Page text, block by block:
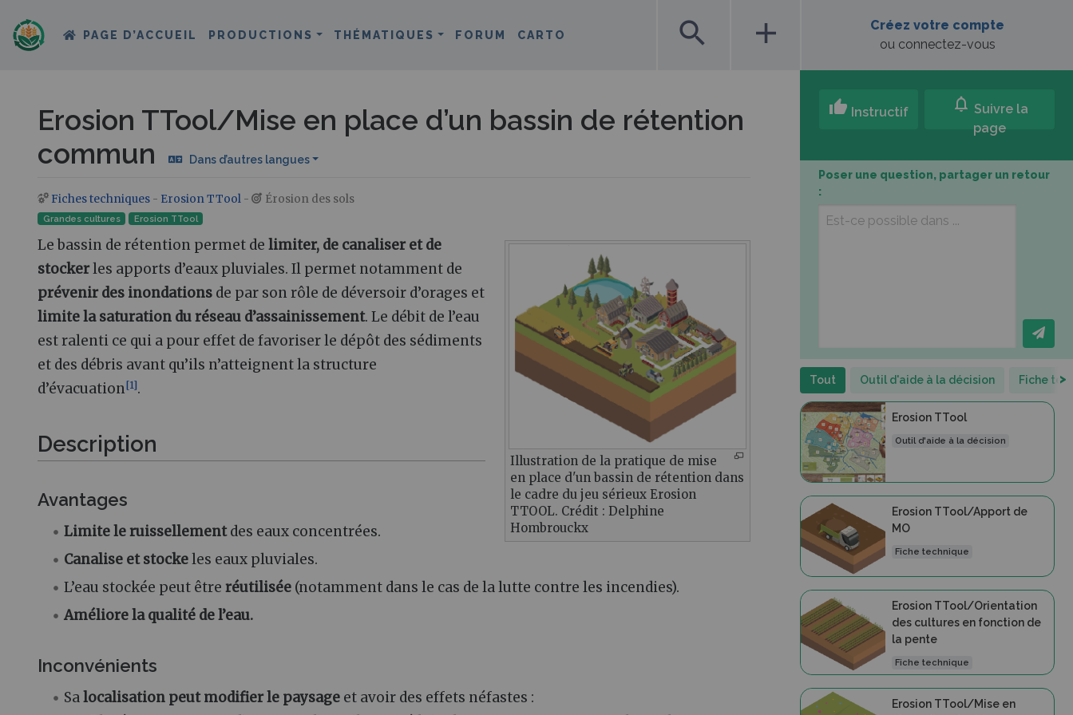
PAGE D’ACCUEIL PRODUCTIONS THÉMATIQUES FORUM CARTO search add
Créez votre compte
ou connectez-vous
Erosion TTool/Mise en place d’un bassin de rétention
commun
Dans d’autres langues
Aller à :navigation,rechercher
Fiches techniques - Erosion TTool - Érosion des sols
Grandes cultures Erosion TTool
Illustration de la pratique de mise
en place d'un bassin de rétention dans
le cadre du jeu sérieux Erosion
TTOOL. Crédit : Delphine
Hombrouckx
Le bassin de rétention permet de limiter, de canaliser et de
stockerles apports d’eaux pluviales. Il permet notamment de
prévenir des inondations de par son rôle de déversoir d’orages et
limite la saturation du réseau d’assainissement. Le débit de l’eau
est ralenti ce qui a pour effet de favoriser le dépôt des sédiments
et des débris avant qu’ils n’atteignent la structure
d’évacuation[1].
Description
Avantages
Limite le ruissellementdes eaux concentrées.
Canalise et stockeles eaux pluviales.
L’eau stockée peut êtreréutilisée (notamment dans le cas de la lutte contre les incendies).
Améliore la qualité de l’eau.
Inconvénients
Salocalisation peut modifier le paysage et avoir des effets néfastes :
thumb_up Instructif notifications Suivre la
page
Poser une question, partager un retour
:
Tout Outil d'aide à la décision Fiche >
Erosion TTool
Outil d'aide à la décision
Erosion TTool/Apport de
MO
Fiche technique
Erosion TTool/Orientation
des cultures en fonction de
la pente
Fiche technique
Erosion TTool/Mise en